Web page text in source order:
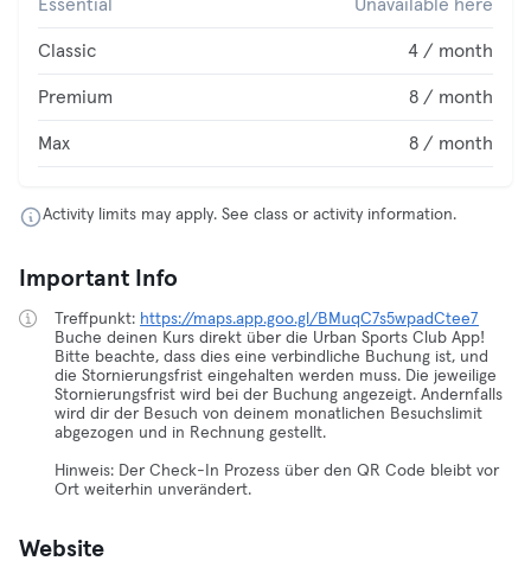
Essential Unavailable here
Classic 4 / month
Premium 8 / month
Max 8 / month
Activity limits may apply. See class or activity information.
Important Info
Treffpunkt: https://maps.app.goo.gl/BMuqC7s5wpadCtee7
Buche deinen Kurs direkt über die Urban Sports Club App!
Bitte beachte, dass dies eine verbindliche Buchung ist, und
die Stornierungsfrist eingehalten werden muss. Die jeweilige
Stornierungsfrist wird bei der Buchung angezeigt. Andernfalls
wird dir der Besuch von deinem monatlichen Besuchslimit
abgezogen und in Rechnung gestellt.
Hinweis: Der Check-In Prozess über den QR Code bleibt vor
Ort weiterhin unverändert.
Website